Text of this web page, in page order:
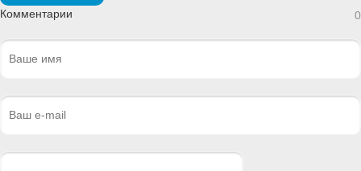
Комментарии 0